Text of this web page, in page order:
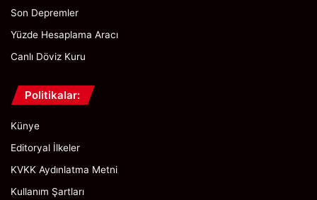
Son Depremler
Yüzde Hesaplama Aracı
Canlı Döviz Kuru
Politikalar:
Künye
Editoryal İlkeler
KVKK Aydınlatma Metni
Kullanım Şartları